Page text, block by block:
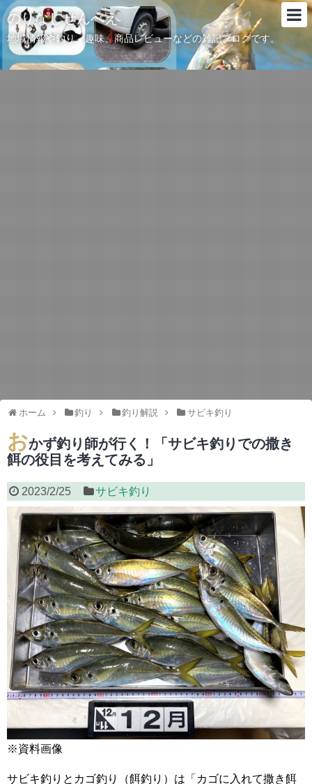
のりなしせんべえ
地域情報や釣り、趣味、商品レビューなどの雑記ブログです。
ホーム 釣り 釣り解説 サビキ釣り
おかず釣り師が行く！「サビキ釣りでの撒き
餌の役目を考えてみる」
2023/2/25 サビキ釣り
※資料画像
サビキ釣りとカゴ釣り（餌釣り）は「カゴに入れて撒き餌